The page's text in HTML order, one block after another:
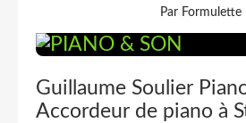
Par Formulette
Guillaume Soulier
Accordeur de piano à